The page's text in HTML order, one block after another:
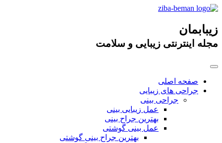
زیبابمان
مجله اینترنتی زیبایی و سلامت
صفحه اصلی
جراحی های زیبایی
جراحی بینی
عمل زیبایی بینی
بهترین جراح بینی
عمل بینی گوشتی
بهترین جراح بینی گوشتی